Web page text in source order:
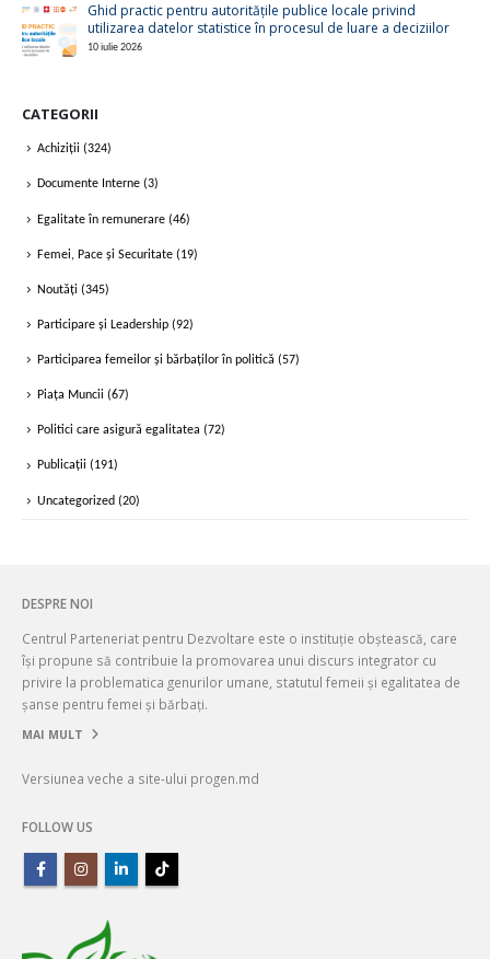
Ghid practic pentru autoritățile publice locale privind
utilizarea datelor statistice în procesul de luare a deciziilor
10 iulie 2026
CATEGORII
Achiziții (324)
Documente Interne (3)
Egalitate în remunerare (46)
Femei, Pace și Securitate (19)
Noutăți (345)
Participare și Leadership (92)
Participarea femeilor și bărbaților în politică (57)
Piața Muncii (67)
Politici care asigură egalitatea (72)
Publicații (191)
Uncategorized (20)
DESPRE NOI
Centrul Parteneriat pentru Dezvoltare este o instituție obștească, care
își propune să contribuie la promovarea unui discurs integrator cu
privire la problematica genurilor umane, statutul femeii și egalitatea de
șanse pentru femei și bărbați.
MAI MULT
Versiunea veche a site-ului progen.md
FOLLOW US